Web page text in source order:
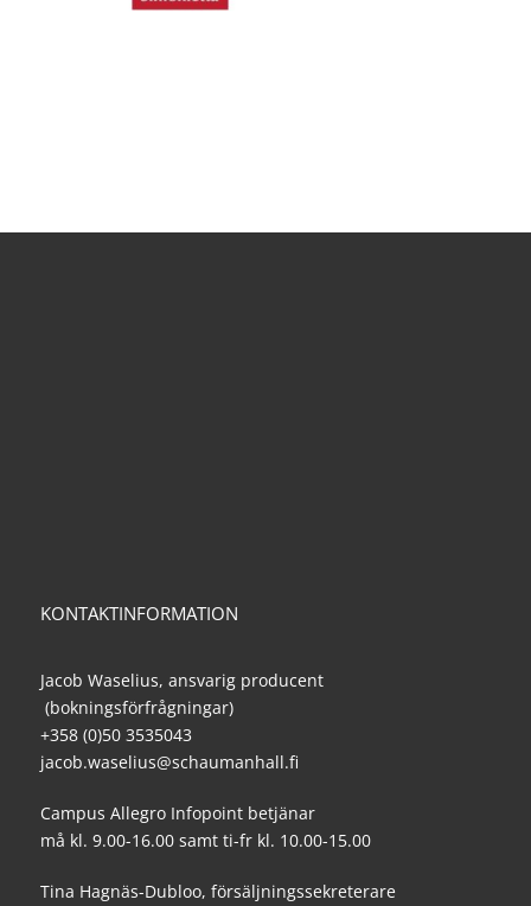
KONTAKTINFORMATION
Jacob Waselius, ansvarig producent
(bokningsförfrågningar)
+358 (0)50 3535043
jacob.waselius@schaumanhall.fi
Campus Allegro Infopoint betjänar
må kl. 9.00-16.00 samt ti-fr kl. 10.00-15.00
Tina Hagnäs-Dubloo, försäljningssekreterare